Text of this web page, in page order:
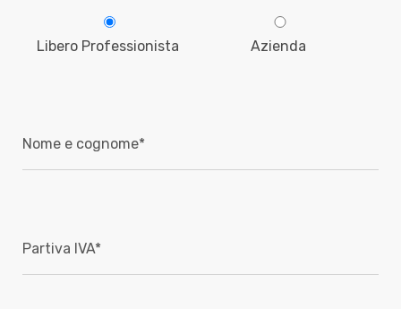
Libero Professionista Azienda